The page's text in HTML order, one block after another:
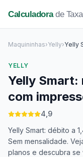
Calculadorade
Maquininhas›Yelly›Yelly
YELLY
Yelly Smart:
com
4,9
Yelly Smart: débito a
Sem mensalidade.
planos e descubra se